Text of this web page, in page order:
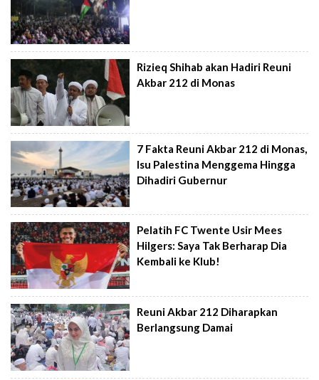
Rizieq Shihab akan Hadiri Reuni
Akbar 212 di Monas
7 Fakta Reuni Akbar 212 di Monas,
Isu Palestina Menggema Hingga
Dihadiri Gubernur
Pelatih FC Twente Usir Mees
Hilgers: Saya Tak Berharap Dia
Kembali ke Klub!
Reuni Akbar 212 Diharapkan
Berlangsung Damai